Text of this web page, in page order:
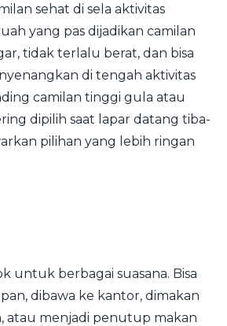
sehat di sela aktivitas
yang pas dijadikan camilan
tidak terlalu berat, dan bisa
di tengah aktivitas
camilan tinggi gula atau
dipilih saat lapar datang tiba-
pilihan yang lebih ringan
untuk berbagai suasana. Bisa
dibawa ke kantor, dimakan
atau menjadi penutup makan